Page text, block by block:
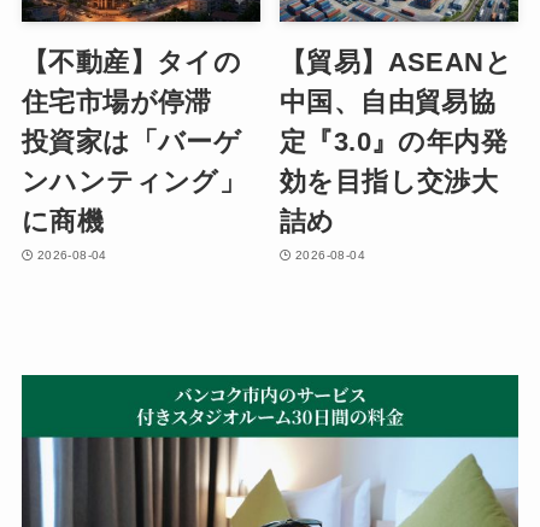
【不動産】タイの
住宅市場が停滞
投資家は「バーゲ
ンハンティング」
に商機
2026-08-04
【貿易】ASEANと
中国、自由貿易協
定『3.0』の年内発
効を目指し交渉大
詰め
2026-08-04